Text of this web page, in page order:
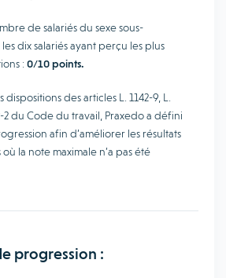
de salariés du sexe sous-
dix salariés ayant perçu les plus
: 0/10 points.
des articles L. 1142-9, L.
2 du Code du travail, Praxedo a défini
afin d’améliorer les résultats
la note maximale n’a pas été
progression :